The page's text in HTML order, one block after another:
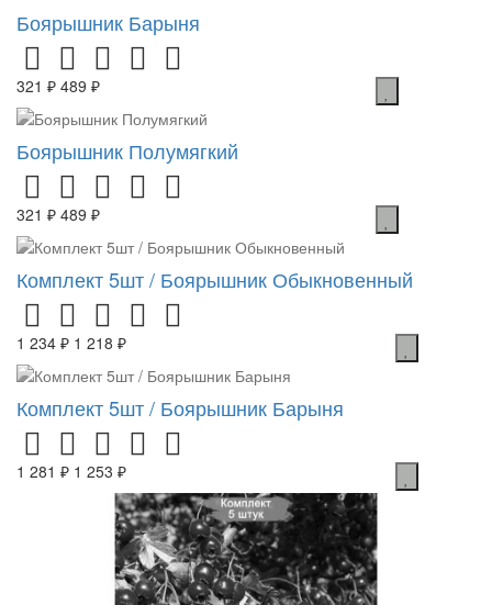
Боярышник Барыня
321 ₽ 489 ₽
Боярышник Полумягкий
321 ₽ 489 ₽
Комплект 5шт / Боярышник Обыкновенный
1 234 ₽ 1 218 ₽
Комплект 5шт / Боярышник Барыня
1 281 ₽ 1 253 ₽